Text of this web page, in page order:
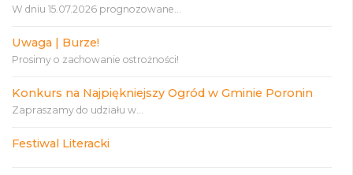
W dniu 15.07.2026 prognozowane...
Uwaga | Burze!
Prosimy o zachowanie ostrożności!
Konkurs na Najpiękniejszy Ogród w Gminie Poronin
Zapraszamy do udziału w...
Festiwal Literacki